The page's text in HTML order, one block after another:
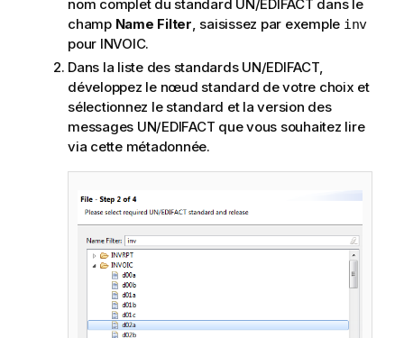
nom complet du standard UN/EDIFACT dans le
champ Name Filter, saisissez par exemple inv
pour INVOIC.
Dans la liste des standards UN/EDIFACT,
développez le nœud standard de votre choix et
sélectionnez le standard et la version des
messages UN/EDIFACT que vous souhaitez lire
via cette métadonnée.